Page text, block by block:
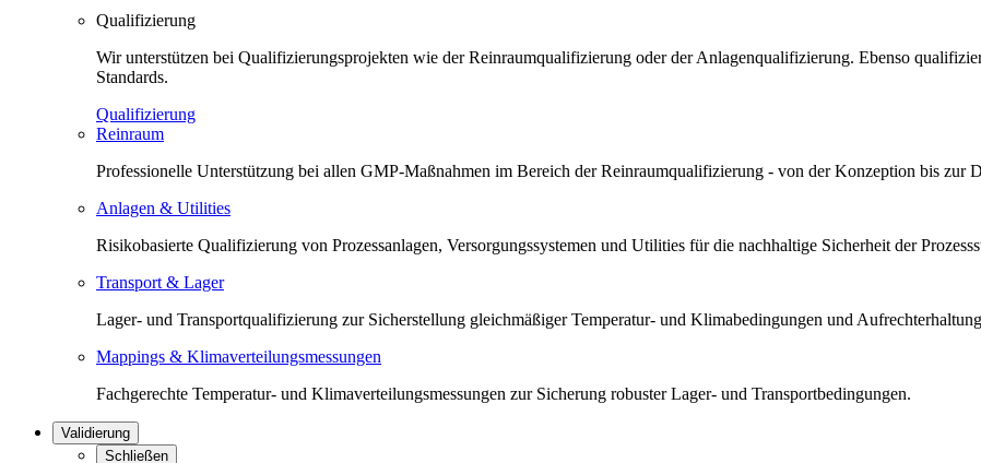
Qualifizierung
Wir unterstützen bei Qualifizierungsprojekten wie der Reinraumqualifizierung oder der Anlagenqualifizierung. Ebenso
Standards.
Qualifizierung
Reinraum
Professionelle Unterstützung bei allen GMP-Maßnahmen im Bereich der Reinraumqualifizierung - von der Konzeption bis zur
Anlagen & Utilities
Risikobasierte Qualifizierung von Prozessanlagen, Versorgungssystemen und Utilities für die nachhaltige Sicherheit der
Transport & Lager
Lager- und Transportqualifizierung zur Sicherstellung gleichmäßiger Temperatur- und Klimabedingungen und
Mappings & Klimaverteilungsmessungen
Fachgerechte Temperatur- und Klimaverteilungsmessungen zur Sicherung robuster Lager- und Transportbedingungen.
Validierung
Schließen